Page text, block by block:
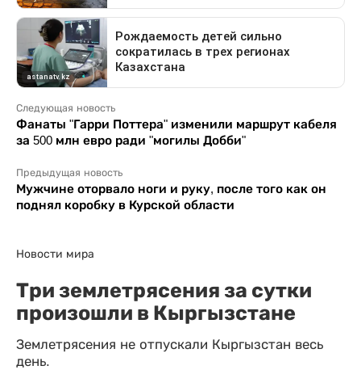
Следующая новость
Фанаты "Гарри Поттера" изменили маршрут кабеля
за 500 млн евро ради "могилы Добби"
Предыдущая новость
Мужчине оторвало ноги и руку, после того как он
поднял коробку в Курской области
Новости мира
Три землетрясения за сутки
произошли в Кыргызстане
Землетрясения не отпускали Кыргызстан весь
день.